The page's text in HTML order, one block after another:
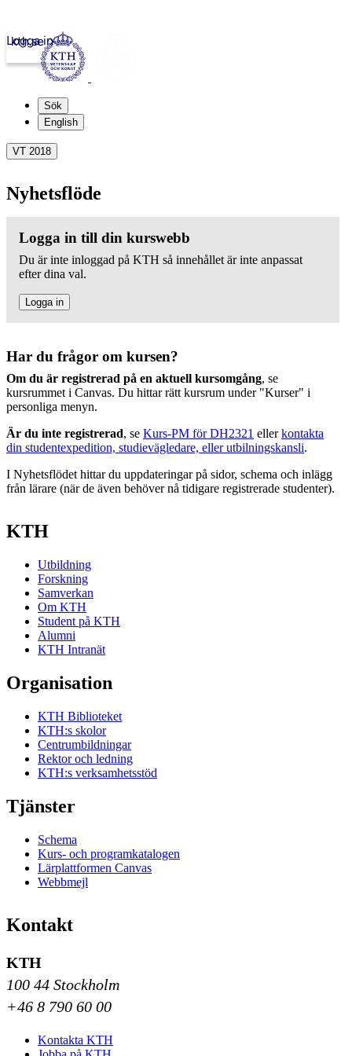
kth.se
Logga in
Sök
English
VT 2018
Nyhetsflöde
Logga in till din kurswebb
Du är inte inloggad på KTH så innehållet är inte anpassat
efter dina val.
Logga in
Har du frågor om kursen?
Om du är registrerad på en aktuell kursomgång, se
kursrummet i Canvas. Du hittar rätt kursrum under "Kurser" i
personliga menyn.
Är du inte registrerad, se Kurs-PM för DH2321 ellerkontakta
din studentexpedition, studievägledare, eller utbilningskansli.
I Nyhetsflödet hittar du uppdateringar på sidor, schema och inlägg
från lärare (när de även behöver nå tidigare registrerade studenter).
KTH
Utbildning
Forskning
Samverkan
Om KTH
Student på KTH
Alumni
KTH Intranät
Organisation
KTH Biblioteket
KTH:s skolor
Centrumbildningar
Rektor och ledning
KTH:s verksamhetsstöd
Tjänster
Schema
Kurs- och programkatalogen
Lärplattformen Canvas
Webbmejl
Kontakt
KTH
100 44 Stockholm
+46 8 790 60 00
Kontakta KTH